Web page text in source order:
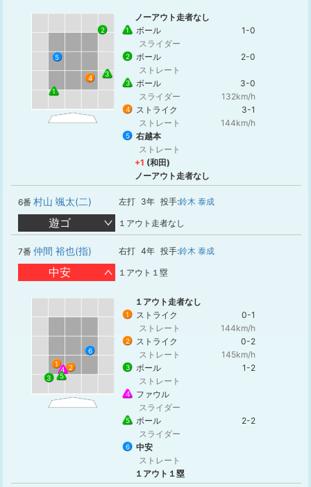
1
2
3
4
5
ノーアウト走者なし
1 ボール
1-0
スライダー
2 ボール
2-0
ストレート
3 ボール
3-0
スライダー
132km/h
4 ストライク
3-1
ストレート
144km/h
5
右越本
ストレート
+1 (和田)
ノーアウト走者なし
6番 村山 颯太(二) 左打 3年 投手:鈴木 泰成
遊ゴ １アウト走者なし
7番 仲間 裕也(指) 右打 4年 投手:鈴木 泰成
中安 １アウト１塁
1
2
3
4
5
6
１アウト走者なし
1 ストライク
0-1
ストレート
144km/h
2 ストライク
0-2
ストレート
145km/h
3 ボール
1-2
ストレート
4
ファウル
スライダー
5 ボール
2-2
スライダー
6
中安
ストレート
１アウト１塁